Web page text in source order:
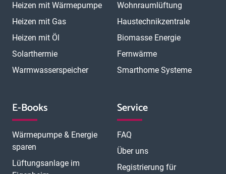
Heizen mit Wärmepumpe
Heizen mit Gas
Heizen mit Öl
Solarthermie
Warmwasserspeicher
Wohnraumlüftung
Haustechnikzentrale
Biomasse Energie
Fernwärme
Smarthome Systeme
E-Books
Wärmepumpe & Energie
sparen
Lüftungsanlage im
Service
FAQ
Über uns
Registrierung für